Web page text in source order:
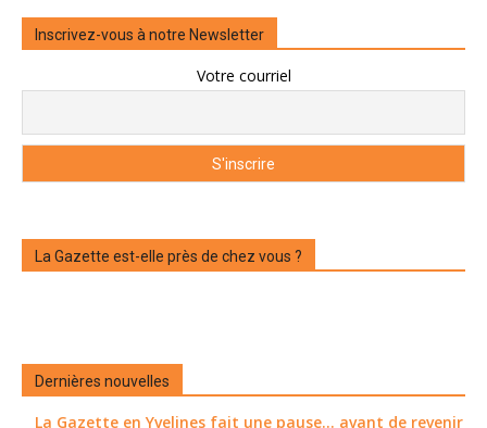
Inscrivez-vous à notre Newsletter
Votre courriel
La Gazette est-elle près de chez vous ?
Dernières nouvelles
La Gazette en Yvelines fait une pause... avant de revenir